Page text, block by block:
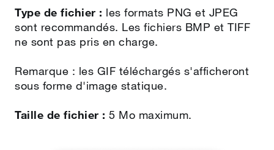
Type de fichier : les formats PNG et JPEG
sont recommandés. Les fichiers BMP et TIFF
ne sont pas pris en charge.
Remarque : les GIF téléchargés s'afficheront
sous forme d'image statique.
Taille de fichier : 5 Mo maximum.